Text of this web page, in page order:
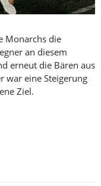
Monarchs die
an diesem
erneut die Bären aus
war eine Steigerung
Ziel.
REVANCHE